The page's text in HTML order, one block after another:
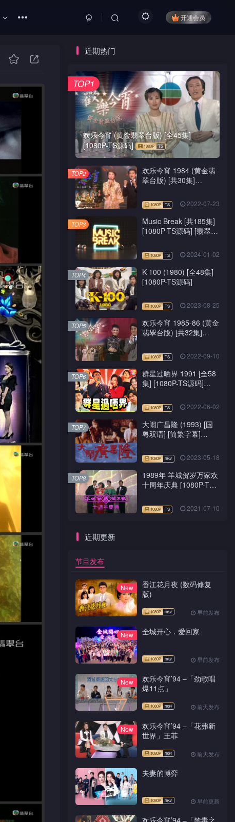
开通会员
近期热门
欢乐今宵 (黄金翡翠台版) [全45集]
[1080P-TS源码]
TOP1
欢乐今宵 1984 (黄金翡
翠台版) [共30集]
2022-07-23
TOP2
Music Break [共185集]
[1080P-TS源码] [翡翠
2024-01-02
TOP3
K-100 (1980) [全48集]
[1080P-TS源码]
2023-08-25
TOP4
欢乐今宵 1985-86 (黄金
翡翠台版) [共32集]
2022-09-10
TOP5
群星过晒界 1991 [全58
集] [1080P-TS源码]
2022-06-02
TOP6
大闹广昌隆 (1993) [国
粤双语] [简繁字幕]
2023-05-18
TOP7
1989年 羊城贺岁万家欢
十周年庆典 [1080P-TS
2021-07-10
TOP8
近期更新
节目发布
New
香江花月夜 (数码修复
版)
早前发布
New 全城开心．爱回家
早前发布
New
欢乐今宵’94 –「劲歌唱
爆11点」
前天发布
New
欢乐今宵’94 –「花弗新
世界」王菲
前天发布
夫妻的博弈
早前更新
欢乐今宵’94 –「禁毒之